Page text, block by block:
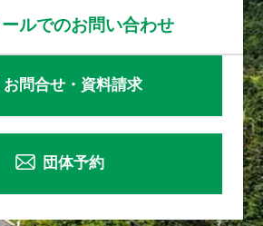
ールでのお問い合わせ
お問合せ・資料請求
団体予約